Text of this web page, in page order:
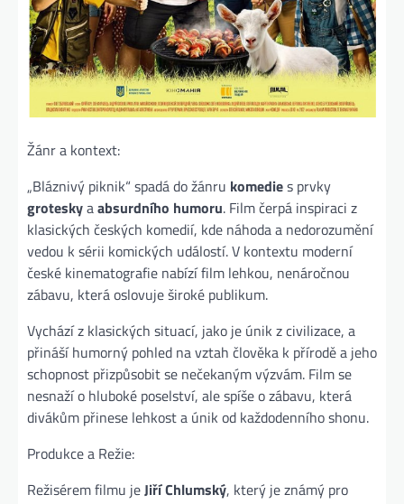
Žánr a kontext:
„Bláznivý piknik“ spadá do žánru komedies prvky
groteskyaabsurdního humoru. Film čerpá inspiraci z
klasických českých komedií, kde náhoda a nedorozumění
vedou k sérii komických událostí. V kontextu moderní
české kinematografie nabízí film lehkou, nenáročnou
zábavu, která oslovuje široké publikum.
Vychází z klasických situací, jako je únik z civilizace, a
přináší humorný pohled na vztah člověka k přírodě a jeho
schopnost přizpůsobit se nečekaným výzvám. Film se
nesnaží o hluboké poselství, ale spíše o zábavu, která
divákům přinese lehkost a únik od každodenního shonu.
Produkce a Režie:
Režisérem filmu jeJiří Chlumský, který je známý pro